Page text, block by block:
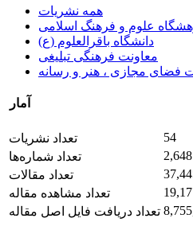
همه نشریات
علوم و فرهنگ اسلامی
دانشگاه باقرالعلوم (ع)
معاونت فرهنگی تبلیغی
فضای مجازی ، هنر و رسانه
آمار
تعداد نشریات
54
تعداد شماره‌ها
2,648
تعداد مقالات
تعداد مشاهده مقاله
تعداد دریافت فایل اصل مقاله